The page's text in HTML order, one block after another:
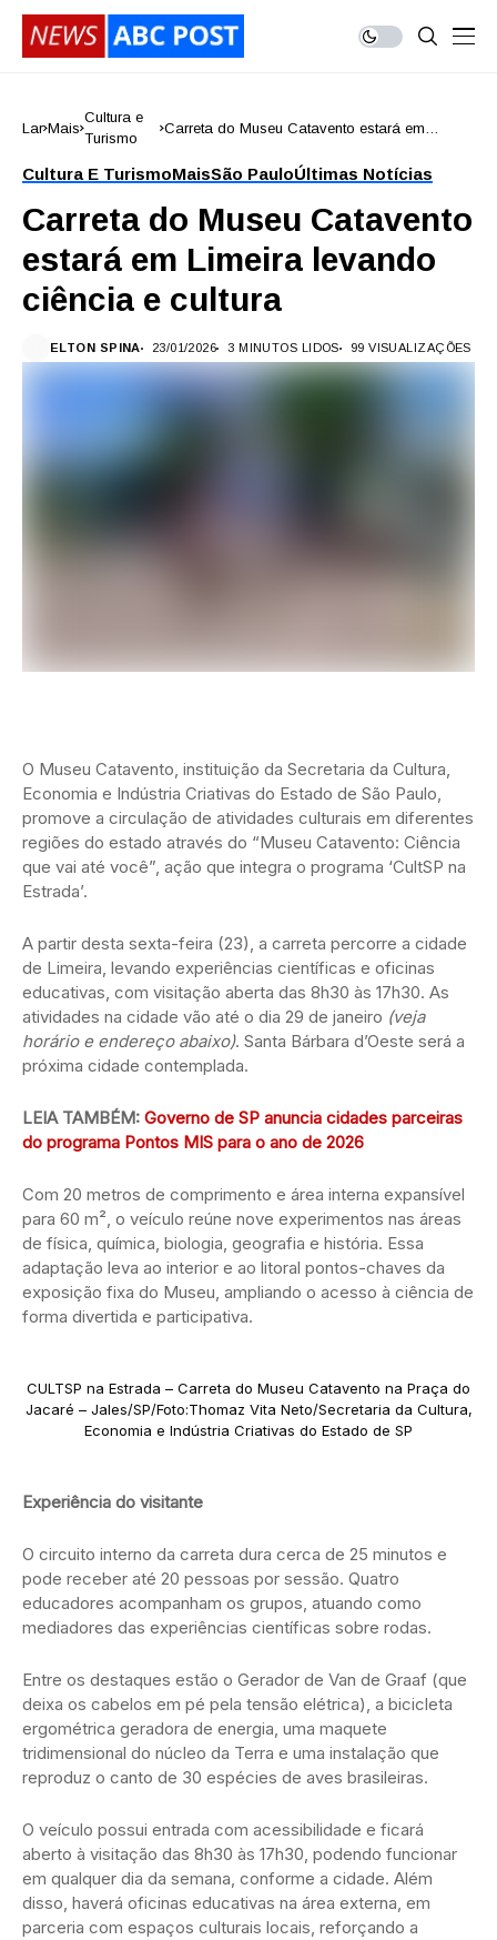
Lar Mais
Cultura e
Turismo
Carreta do Museu Catavento estará em
Cultura E TurismoMaisSão PauloÚltimas Notícias
Carreta do Museu Catavento
estará em Limeira levando
ciência e cultura
ELTON SPINA 23/01/2026 3 MINUTOS LIDOS 99 VISUALIZAÇÕES
O Museu Catavento, instituição da Secretaria da Cultura,
Economia e Indústria Criativas do Estado de São Paulo,
promove a circulação de atividades culturais em diferentes
regiões do estado através do “Museu Catavento: Ciência
que vai até você”, ação que integra o programa ‘CultSP na
Estrada’.
A partir desta sexta-feira (23), a carreta percorre a cidade
de Limeira, levando experiências científicas e oficinas
educativas, com visitação aberta das 8h30 às 17h30. As
atividades na cidade vão até o dia 29 de janeiro (veja
horário e endereço abaixo). Santa Bárbara d’Oeste será a
próxima cidade contemplada.
LEIA TAMBÉM: Governo de SP anuncia cidades parceiras
do programa Pontos MIS para o ano de 2026
Com 20 metros de comprimento e área interna expansível
para 60 m², o veículo reúne nove experimentos nas áreas
de física, química, biologia, geografia e história. Essa
adaptação leva ao interior e ao litoral pontos-chaves da
exposição fixa do Museu, ampliando o acesso à ciência de
forma divertida e participativa.
CULTSP na Estrada – Carreta do Museu Catavento na Praça do
Jacaré – Jales/SP/Foto:Thomaz Vita Neto/Secretaria da Cultura,
Economia e Indústria Criativas do Estado de SP
Experiência do visitante
O circuito interno da carreta dura cerca de 25 minutos e
pode receber até 20 pessoas por sessão. Quatro
educadores acompanham os grupos, atuando como
mediadores das experiências científicas sobre rodas.
Entre os destaques estão o Gerador de Van de Graaf (que
deixa os cabelos em pé pela tensão elétrica), a bicicleta
ergométrica geradora de energia, uma maquete
tridimensional do núcleo da Terra e uma instalação que
reproduz o canto de 30 espécies de aves brasileiras.
O veículo possui entrada com acessibilidade e ficará
aberto à visitação das 8h30 às 17h30, podendo funcionar
em qualquer dia da semana, conforme a cidade. Além
disso, haverá oficinas educativas na área externa, em
parceria com espaços culturais locais, reforçando a